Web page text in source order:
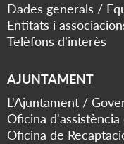
Dades generals
Entitats i
Telèfons d'interès
AJUNTAMENT
L'Ajuntament
Oficina
Oficina de